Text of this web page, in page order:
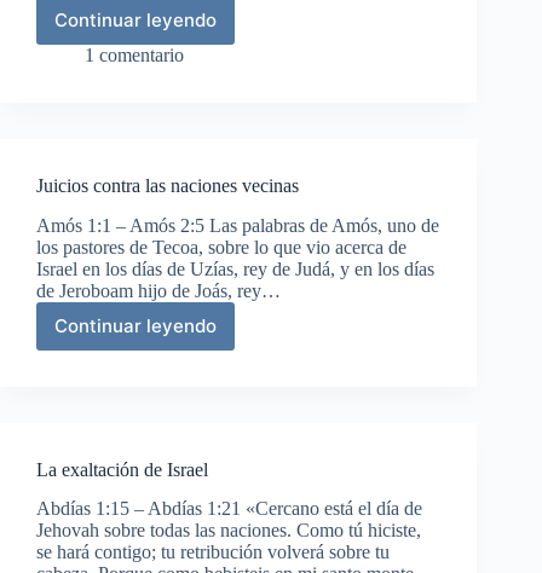
Continuar leyendo
Insinceridad
del
1 comentario
Juicios contra las naciones vecinas
Amós 1:1 – Amós 2:5 Las palabras de Amós, uno de
los pastores de Tecoa, sobre lo que vio acerca de
Israel en los días de Uzías, rey de Judá, y en los días
de Jeroboam hijo de Joás, rey…
Continuar leyendo
Juicios
contra
La exaltación de Israel
Abdías 1:15 – Abdías 1:21 «Cercano está el día de
Jehovah sobre todas las naciones. Como tú hiciste,
se hará contigo; tu retribución volverá sobre tu